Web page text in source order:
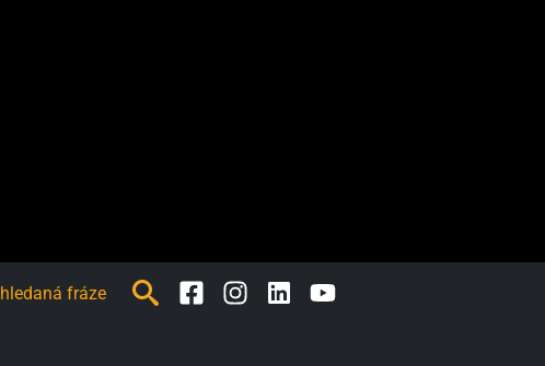
FacebookInstagramLinkedInYoutube